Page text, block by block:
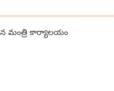
మంత్రి కార్యాలయం